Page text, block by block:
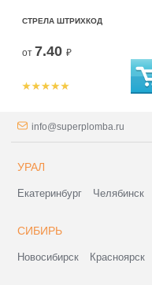
СТРЕЛА ШТРИХКОД
от 7.40 ₽
info@superplomba.ru
УРАЛ
Екатеринбург Челябинск
СИБИРЬ
Новосибирск Красноярск